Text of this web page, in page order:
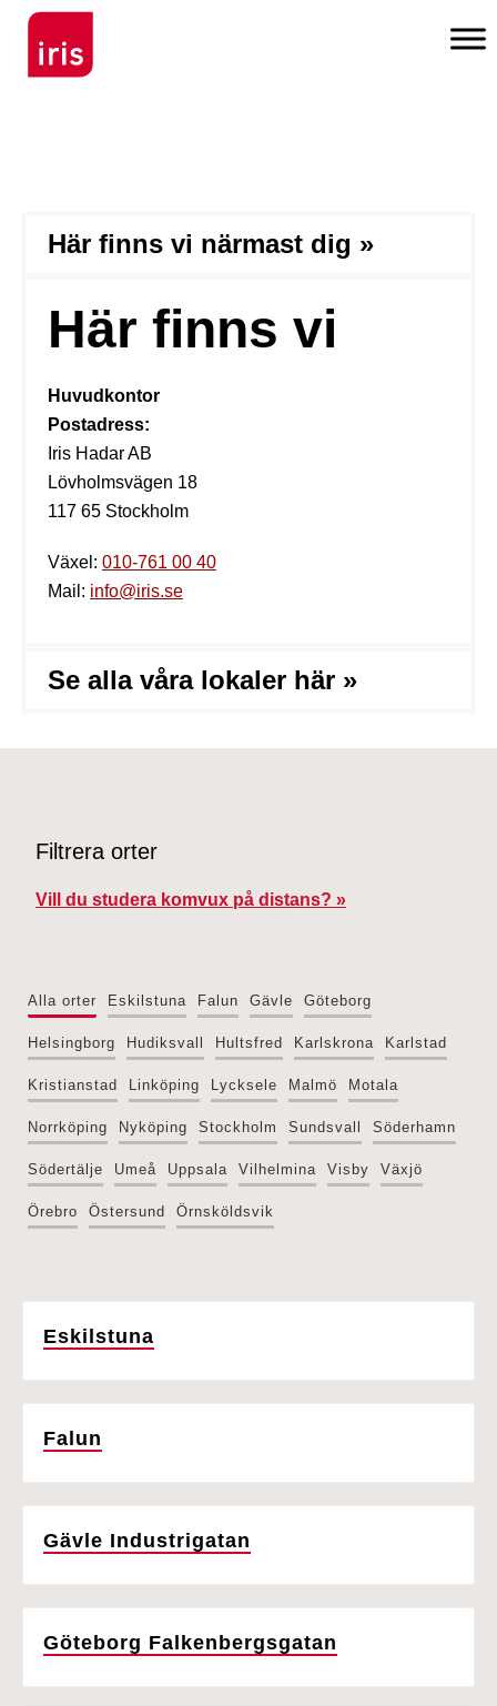
Här finns vi närmast dig »
Här finns vi
Huvudkontor
Postadress:
Iris Hadar AB
Lövholmsvägen 18
117 65 Stockholm
Växel: 010-761 00 40
Mail: info@iris.se
Se alla våra lokaler här »
Filtrera orter
Vill du studera komvux på distans? »
Alla orter Eskilstuna Falun Gävle Göteborg
Helsingborg Hudiksvall Hultsfred Karlskrona Karlstad
Kristianstad Linköping Lycksele Malmö Motala
Norrköping Nyköping Stockholm Sundsvall Söderhamn
Södertälje Umeå Uppsala Vilhelmina Visby Växjö
Örebro Östersund Örnsköldsvik
Eskilstuna
Falun
Gävle Industrigatan
Göteborg Falkenbergsgatan